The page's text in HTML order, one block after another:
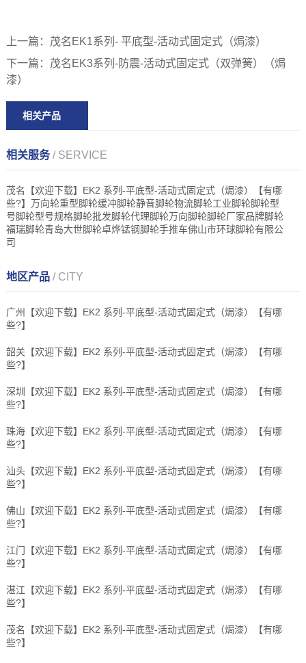
上一篇： 茂名EK1系列- 平底型-活动式固定式（焗漆）
下一篇： 茂名EK3系列-防震-活动式固定式（双弹簧）（焗
漆）
相关产品
相关服务/ SERVICE
茂名【欢迎下载】EK2 系列-平底型-活动式固定式（焗漆）【有哪
些?】万向轮重型脚轮缓冲脚轮静音脚轮物流脚轮工业脚轮脚轮型
号脚轮型号规格脚轮批发脚轮代理脚轮万向脚轮脚轮厂家品牌脚轮
福瑞脚轮青岛大世脚轮卓烨锰钢脚轮手推车佛山市环球脚轮有限公
司
地区产品 / CITY
广州【欢迎下载】EK2 系列-平底型-活动式固定式（焗漆）【有哪
些?】
韶关【欢迎下载】EK2 系列-平底型-活动式固定式（焗漆）【有哪
些?】
深圳【欢迎下载】EK2 系列-平底型-活动式固定式（焗漆）【有哪
些?】
珠海【欢迎下载】EK2 系列-平底型-活动式固定式（焗漆）【有哪
些?】
汕头【欢迎下载】EK2 系列-平底型-活动式固定式（焗漆）【有哪
些?】
佛山【欢迎下载】EK2 系列-平底型-活动式固定式（焗漆）【有哪
些?】
江门【欢迎下载】EK2 系列-平底型-活动式固定式（焗漆）【有哪
些?】
湛江【欢迎下载】EK2 系列-平底型-活动式固定式（焗漆）【有哪
些?】
茂名【欢迎下载】EK2 系列-平底型-活动式固定式（焗漆）【有哪
些?】